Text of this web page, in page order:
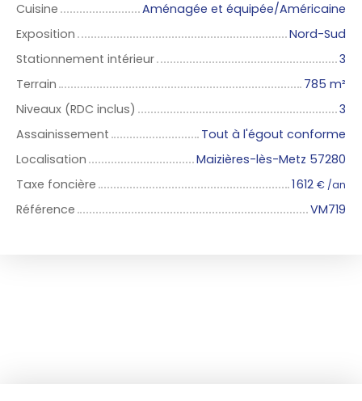
Cuisine
Aménagée et équipée/Américaine
Exposition
Nord-Sud
Stationnement intérieur
3
Terrain
785 m²
Niveaux (RDC inclus)
3
Assainissement
Tout à l'égout conforme
Localisation
Maizières-lès-Metz 57280
Taxe foncière
1 612 € /an
Référence VM719